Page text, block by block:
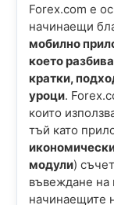
Forex.com е
начинаещи
мобилно
което
кратки,
уроци.
които
тъй като
модули)
въвеждане на
начинаещите